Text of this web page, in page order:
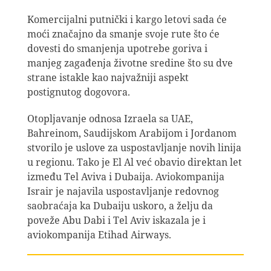
Komercijalni putnički i kargo letovi sada će
moći značajno da smanje svoje rute što će
dovesti do smanjenja upotrebe goriva i
manjeg zagađenja životne sredine što su dve
strane istakle kao najvažniji aspekt
postignutog dogovora.
Otopljavanje odnosa Izraela sa UAE,
Bahreinom, Saudijskom Arabijom i Jordanom
stvorilo je uslove za uspostavljanje novih linija
u regionu. Tako je El Al već obavio direktan let
između Tel Aviva i Dubaija. Aviokompanija
Israir je najavila uspostavljanje redovnog
saobraćaja ka Dubaiju uskoro, a želju da
poveže Abu Dabi i Tel Aviv iskazala je i
aviokompanija Etihad Airways.